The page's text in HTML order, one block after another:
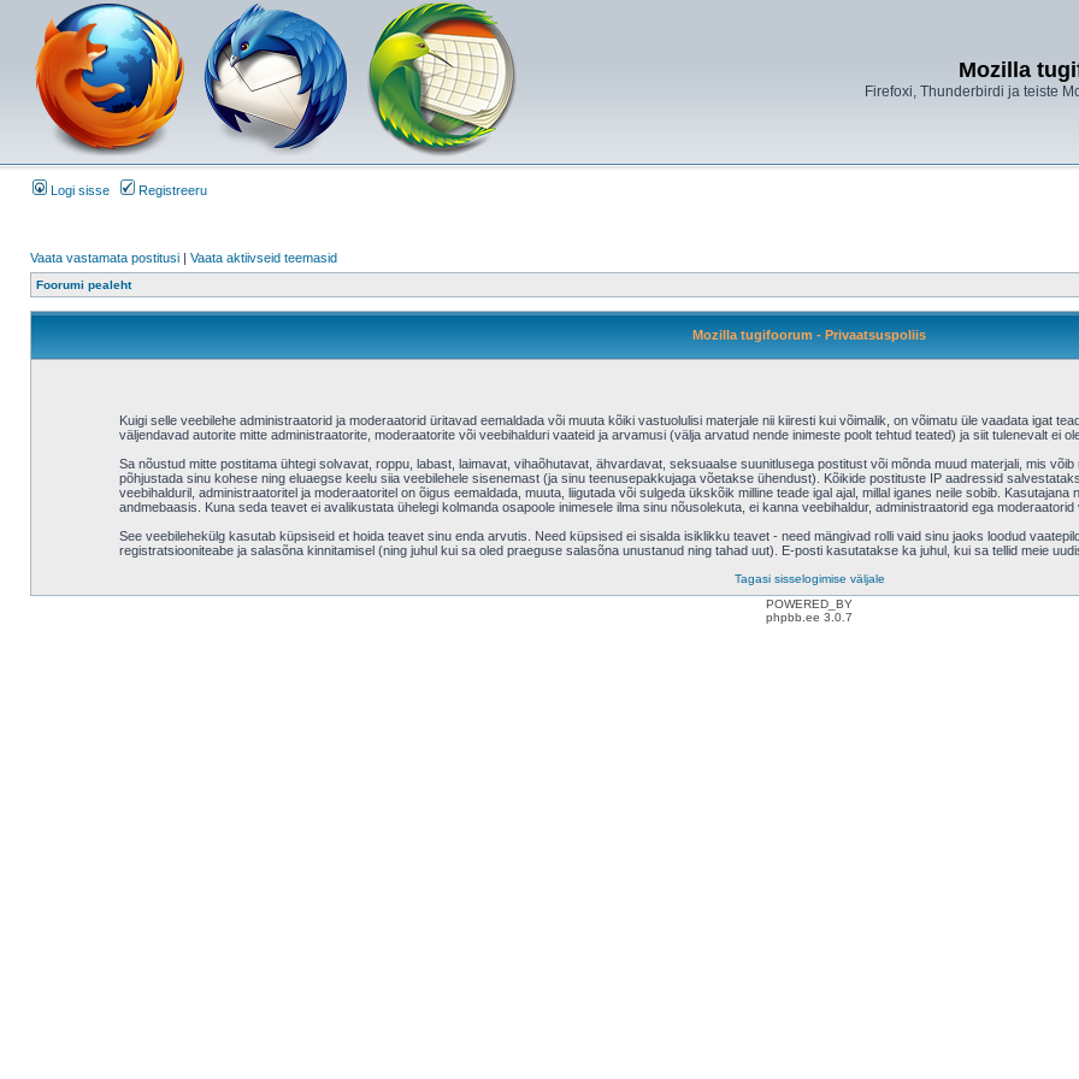
Mozilla
Firefoxi, Thunderbirdi ja teiste
Logi sisse Registreeru
Vaata vastamata postitusi | Vaata aktiivseid teemasid
Foorumi pealeht
Mozilla tugifoorum - Privaatsuspoliis
Kuigi selle veebilehe administraatorid ja moderaatorid üritavad eemaldada või muuta kõiki vastuolulisi materjale nii kiiresti kui võimalik, on võimatu üle vaadata igat
väljendavad autorite mitte administraatorite, moderaatorite või veebihalduri vaateid ja arvamusi (välja arvatud nende inimeste poolt tehtud teated) ja siit tulenevalt ei
Sa nõustud mitte postitama ühtegi solvavat, roppu, labast, laimavat, vihaõhutavat, ähvardavat, seksuaalse suunitlusega postitust või mõnda muud materjali, mis
põhjustada sinu kohese ning eluaegse keelu siia veebilehele sisenemast (ja sinu teenusepakkujaga võetakse ühendust). Kõikide postituste IP aadressid
veebihalduril, administraatoritel ja moderaatoritel on õigus eemaldada, muuta, liigutada või sulgeda ükskõik milline teade igal ajal, millal iganes neile sobib.
andmebaasis. Kuna seda teavet ei avalikustata ühelegi kolmanda osapoole inimesele ilma sinu nõusolekuta, ei kanna veebihaldur, administraatorid ega
See veebilehekülg kasutab küpsiseid et hoida teavet sinu enda arvutis. Need küpsised ei sisalda isiklikku teavet - need mängivad rolli vaid sinu jaoks loodud
registratsiooniteabe ja salasõna kinnitamisel (ning juhul kui sa oled praeguse salasõna unustanud ning tahad uut). E-posti kasutatakse ka juhul, kui sa tellid meie
Tagasi sisselogimise väljale
POWERED_BY
phpbb.ee 3.0.7